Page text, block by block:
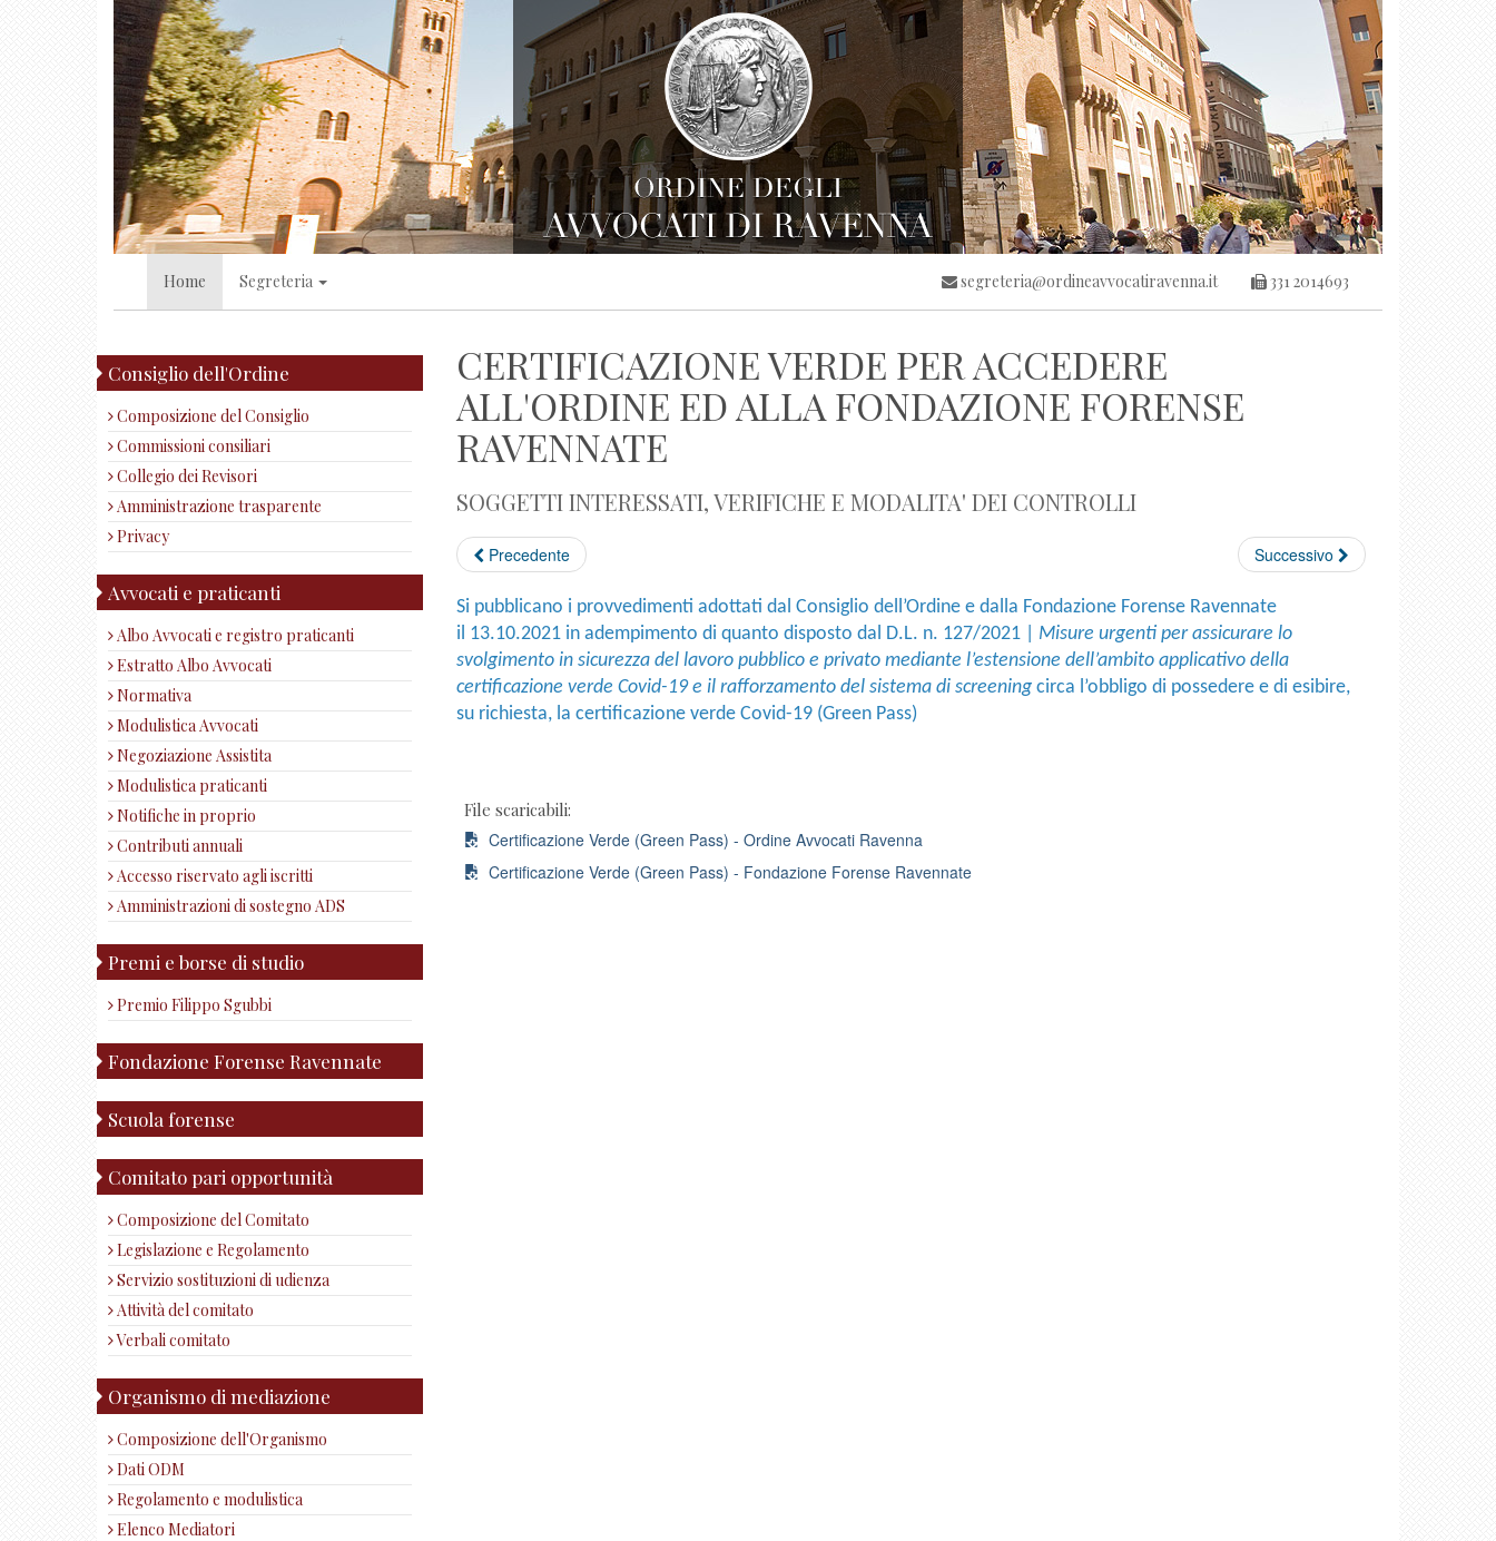
Home Segreteria segreteria@ordineavvocatiravenna.it 331 2014693
Consiglio dell'Ordine
Composizione del Consiglio
Commissioni consiliari
Collegio dei Revisori
Amministrazione trasparente
Privacy
Avvocati e praticanti
Albo Avvocati e registro praticanti
Estratto Albo Avvocati
Normativa
Modulistica Avvocati
Negoziazione Assistita
Modulistica praticanti
Notifiche in proprio
Contributi annuali
Accesso riservato agli iscritti
Amministrazioni di sostegno ADS
Premi e borse di studio
Premio Filippo Sgubbi
Fondazione Forense Ravennate
Scuola forense
Comitato pari opportunità
Composizione del Comitato
Legislazione e Regolamento
Servizio sostituzioni di udienza
Attività del comitato
Verbali comitato
Organismo di mediazione
Composizione dell'Organismo
Dati ODM
Regolamento e modulistica
Elenco Mediatori
CERTIFICAZIONE VERDE PER ACCEDERE
ALL'ORDINE ED ALLA FONDAZIONE FORENSE
RAVENNATE
SOGGETTI INTERESSATI, VERIFICHE E MODALITA' DEI CONTROLLI
Precedente Successivo
Si pubblicano i provvedimenti adottati dal Consiglio dell’Ordine e dalla Fondazione Forense Ravennate
il 13.10.2021 in adempimento di quanto disposto dal D.L. n. 127/2021 | Misure urgenti per assicurare lo
svolgimento in sicurezza del lavoro pubblico e privato mediante l’estensione dell’ambito applicativo della
certificazione verde Covid-19 e il rafforzamento del sistema di screeningcirca l’obbligo di possedere e di esibire,
su richiesta, la certificazione verde Covid-19 (Green Pass)
File scaricabili:
Certificazione Verde (Green Pass) - Ordine Avvocati Ravenna
Certificazione Verde (Green Pass) - Fondazione Forense Ravennate